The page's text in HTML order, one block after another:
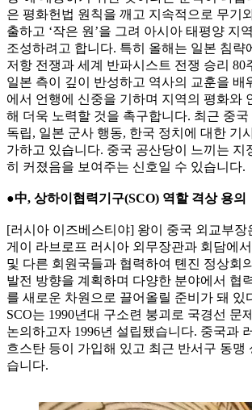
은 평화헌법 원칙을 깨고 지속적으로 무기
출하고 ‘작은 원’을 그려 아시아 태평양 지
조성하려고 합니다. 특히 올해는 일본 침략
저항 전쟁과 세계 반파시스트 전쟁 승리 80
일본 측이 깊이 반성하고 역사의 교훈을 배
에서 언행에 신중을 기하며 지역의 평화와
해 더욱 노력할 것을 촉구합니다. 최근 중
독립, 일본 군사 행동, 한국 정치에 대한 기
가하고 있습니다. 중국 공산당이 느끼는 지
히 커졌음을 보여주는 신호일 수 있습니다.
●中, 상하이협력기구(SCO) 역할 격상 용의
[러시아 이즈베스티야] 왕이 중국 외교부장
게이 라브로프 러시아 외무장관과 회담에
및 다른 회원국들과 협력하여 톈진 정상회
발전 방향을 계획하며 다양한 분야에서 협
를 새로운 차원으로 끌어올릴 준비가 돼 있
SCO는 1990년대 구소련 붕괴로 국경선 문
논의하고자 1996년 설립됐습니다. 중국과
흐스탄 등이 가입해 있고 최근 반서구 동맹
습니다.